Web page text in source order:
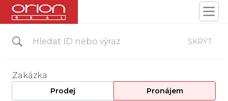
SKRÝT
Zakázka
Prodej Pronájem